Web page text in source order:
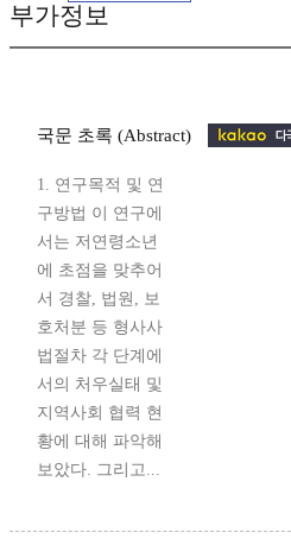
부가정보
국문 초록 (Abstract)
1. 연구목적 및 연
구방법 이 연구에
서는 저연령소년
에 초점을 맞추어
서 경찰, 법원, 보
호처분 등 형사사
법절차 각 단계에
서의 처우실태 및
지역사회 협력 현
황에 대해 파악해
보았다. 그리고...